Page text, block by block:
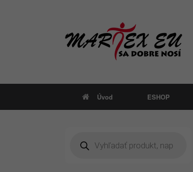
Úvod ESHOP
search